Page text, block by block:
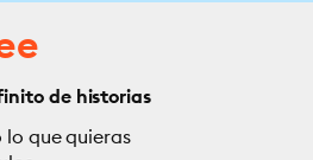
de historias
que quieras